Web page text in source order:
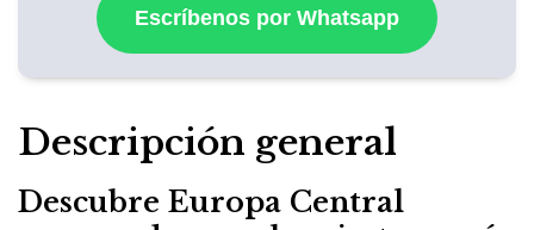
Escríbenos por Whatsapp
Descripción general
Descubre Europa Central